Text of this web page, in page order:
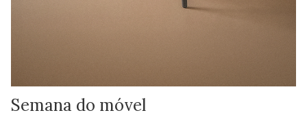
Semana do móvel